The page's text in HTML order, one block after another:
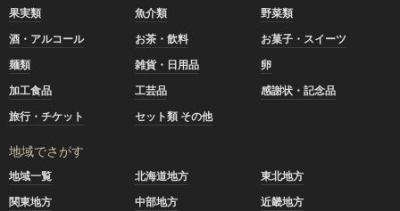
果実類
魚介類
野菜類
酒・アルコール
お茶・飲料
お菓子・スイーツ
麺類
雑貨・日用品
卵
加工食品
工芸品
感謝状・記念品
旅行・チケット
セット類 その他
地域でさがす
地域一覧 北海道地方
東北地方
関東地方
中部地方
近畿地方